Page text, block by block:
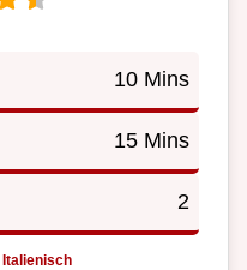
10 Mins
15 Mins
2
Italienisch